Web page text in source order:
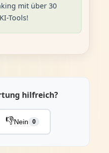
mit über 30
Tools!
hilfreich?
👎Nein 0